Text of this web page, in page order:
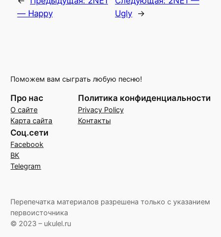
— Happy
Ugly →
Поможем вам сыграть любую песню!
Про нас
О сайте
Карта сайта
Политика конфиденциальности
Privacy Policy
Контакты
Соц.сети
Facebook
ВК
Telegram
Перепечатка материалов разрешена только с указанием
первоисточника
© 2023 – ukulel.ru